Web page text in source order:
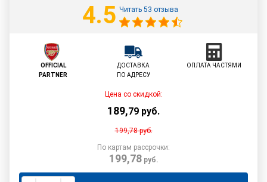
4.5 Читать 53 отзыва
OFFICIAL
PARTNER
ДОСТАВКА
ПО АДРЕСУ
ОПЛАТА ЧАСТЯМИ
Цена со скидкой:
189,79 руб.
199,78руб.
По картам рассрочки:
199,78руб.